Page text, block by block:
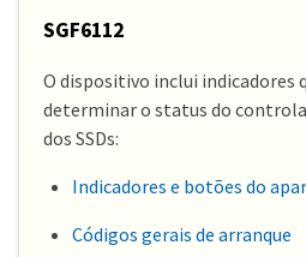
SGF6112
O dispositivo inclui indicadores
determinar o status do
dos SSDs:
Indicadores e botões do
Códigos gerais de arranque